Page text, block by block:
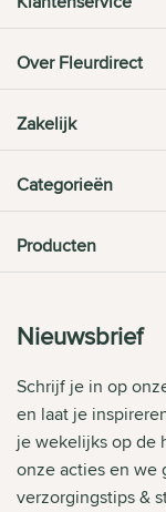
Over Fleurdirect
Zakelijk
Categorieën
Producten
Nieuwsbrief
Schrijf je in op
en laat je
je wekelijks op de
onze acties en we
verzorgingstips &